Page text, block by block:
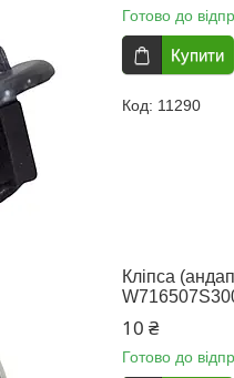
Готово до
Купити
11290
Кліпса
10 ₴
Готово до